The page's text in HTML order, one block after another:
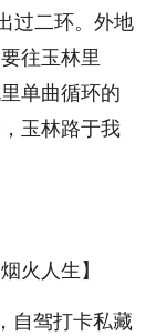
过二环。外地
往玉林里
单曲循环的
玉林路于我
火人生】